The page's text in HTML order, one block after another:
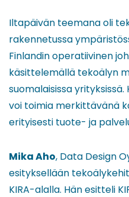
Iltapäivän teemana oli
rakennetussa
Finlandin operatiivinen
käsittelemällä tekoälyn
suomalaisissa
voi toimia merkittävänä
erityisesti tuote- ja
Mika Aho, Data Design
esityksellään
KIRA-alalla. Hän esitteli